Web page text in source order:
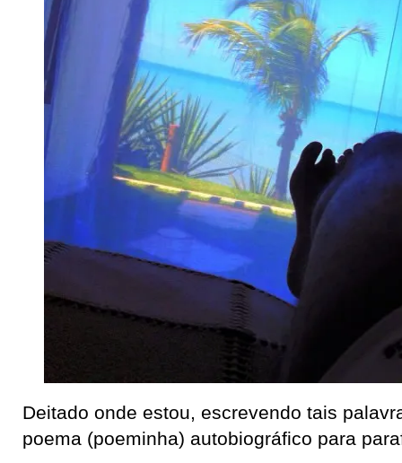
Deitado onde estou, escrevendo tais
poema (poeminha) autobiográfico para